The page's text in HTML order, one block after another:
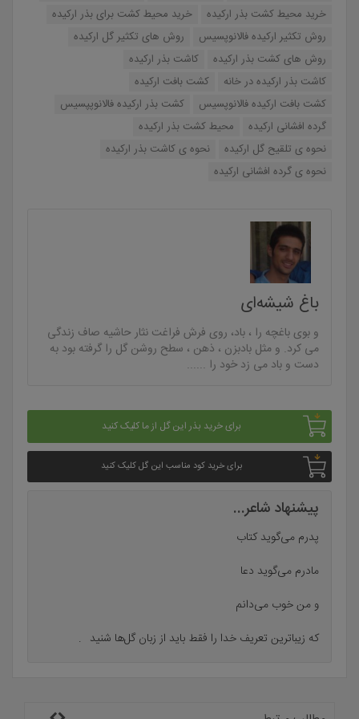
خرید محیط کشت بذر ارکیده
خرید محیط کشت برای بذر ارکیده
روش تکثیر ارکیده فالانوپسیس
روش های تکثیر گل ارکیده
روش های کشت بذر ارکیده
کاشت بذر ارکیده
کاشت بذر ارکیده در خانه
کشت بافت ارکیده
کشت بافت ارکیده فالانوپسیس
کشت بذر ارکیده فالانوپپسیس
گرده افشانی ارکیده
محیط کشت بذر ارکیده
نحوه ی تلقیح گل ارکیده
نحوه ی کاشت بذر ارکیده
نحوه ی گرده افشانی ارکیده
باغ شیشه‌ای
و بوی باغچه را ، باد، روی فرش فراغت نثار حاشیه صاف زندگی
می کرد. و مثل بادبزن ، ذهن ، سطح روشن گل را گرفته بود به
دست و باد می زد خود را ......
برای خرید بذر این گل از ما کلیک کنید
برای خرید کود مناسب این گل کلیک کنید
پیشنهاد شاعر...
پدرم می‌گوید کتاب
مادرم می‌گوید دعا
و من خوب می‌دانم
که زیباترین تعریف خدا را فقط باید از زبان گل‌ها شنید .